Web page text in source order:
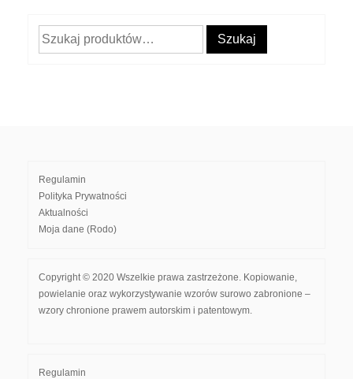
Szukaj: Szukaj
Regulamin
Polityka Prywatności
Aktualności
Moja dane (Rodo)
Copyright © 2020 Wszelkie prawa zastrzeżone. Kopiowanie,
powielanie oraz wykorzystywanie wzorów surowo zabronione –
wzory chronione prawem autorskim i patentowym.
Regulamin